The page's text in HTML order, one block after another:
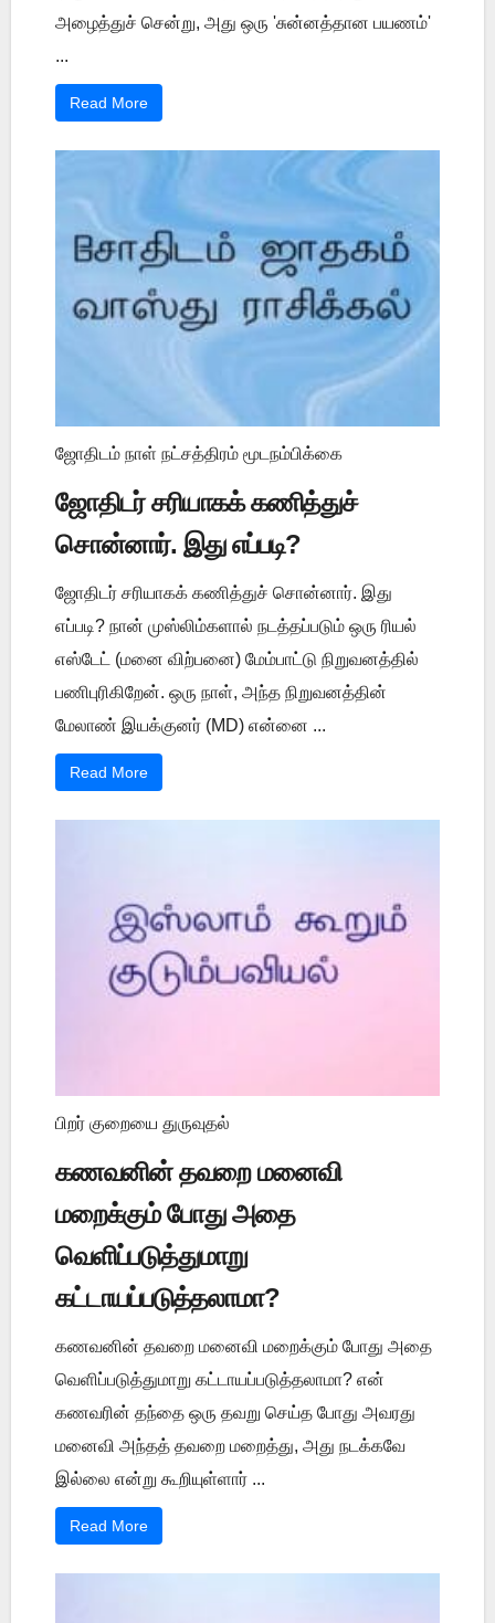
அழைத்துச் சென்று, அது ஒரு 'சுன்னத்தான பயணம்'
...
Read More
ஜோதிடம் நாள் நட்சத்திரம் மூடநம்பிக்கை
ஜோதிடர் சரியாகக் கணித்துச்
சொன்னார். இது எப்படி?
ஜோதிடர் சரியாகக் கணித்துச் சொன்னார். இது
எப்படி? நான் முஸ்லிம்களால் நடத்தப்படும் ஒரு ரியல்
எஸ்டேட் (மனை விற்பனை) மேம்பாட்டு நிறுவனத்தில்
பணிபுரிகிறேன். ஒரு நாள், அந்த நிறுவனத்தின்
மேலாண் இயக்குனர் (MD) என்னை ...
Read More
பிறர் குறையை துருவுதல்
கணவனின் தவறை மனைவி
மறைக்கும் போது அதை
வெளிப்படுத்துமாறு
கட்டாயப்படுத்தலாமா?
கணவனின் தவறை மனைவி மறைக்கும் போது அதை
வெளிப்படுத்துமாறு கட்டாயப்படுத்தலாமா? என்
கணவரின் தந்தை ஒரு தவறு செய்த போது அவரது
மனைவி அந்தத் தவறை மறைத்து, அது நடக்கவே
இல்லை என்று கூறியுள்ளார் ...
Read More